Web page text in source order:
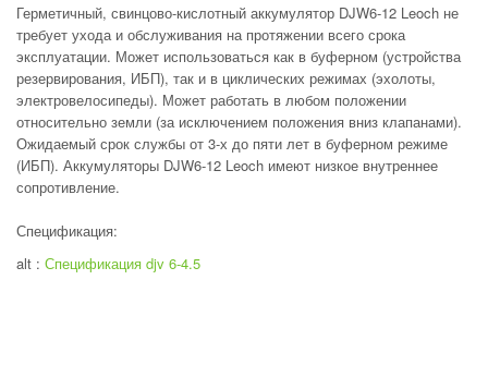
Герметичный, свинцово-кислотный аккумулятор DJW6-12 Leoch не
требует ухода и обслуживания на протяжении всего срока
эксплуатации. Может использоваться как в буферном (устройства
резервирования, ИБП), так и в циклических режимах (эхолоты,
электровелосипеды). Может работать в любом положении
относительно земли (за исключением положения вниз клапанами).
Ожидаемый срок службы от 3-х до пяти лет в буферном режиме
(ИБП). Аккумуляторы DJW6-12 Leoch имеют низкое внутреннее
сопротивление.
Спецификация:
alt : Спецификация djv 6-4.5